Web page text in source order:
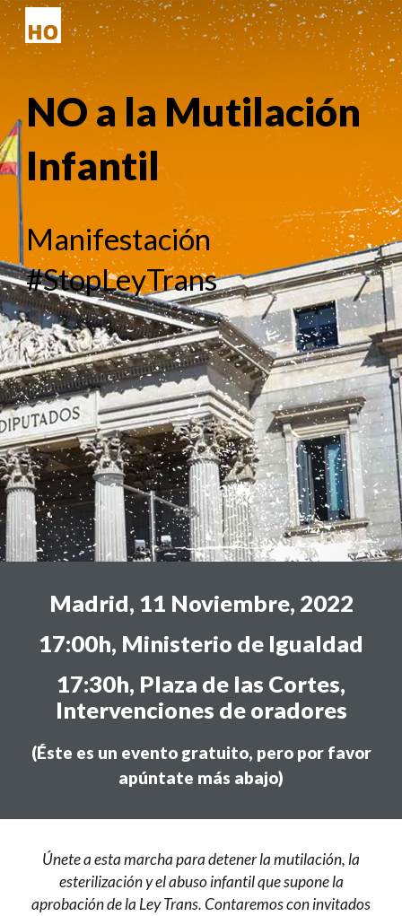
Skip to main content Skip to navigation
NO a la Mutilación
Infantil
Manifestación
#StopLeyTrans
Madrid, 11 Noviembre, 2022
17:00h, Ministerio de Igualdad
17:30h, Plaza de las Cortes,
Intervenciones de oradores
(Éste es un evento gratuito, pero por favor
apúntate más abajo)
Únete a esta marcha para detener la mutilación, la
esterilización y el abuso infantil que supone la
aprobación de la Ley Trans. Contaremos con invitados